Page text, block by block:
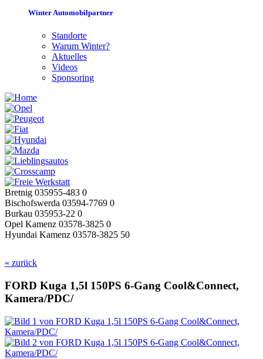
Winter Automobilpartner
Standorte
Warum Winter?
Aktuelles
Videos
Sponsoring
Bretnig 035955-483 0
Bischofswerda 03594-7769 0
Burkau 035953-22 0
Opel Kamenz 03578-3825 0
Hyundai Kamenz 03578-3825 50
« zurück
FORD Kuga 1,5l 150PS 6-Gang Cool&Connect,
Kamera/PDC/